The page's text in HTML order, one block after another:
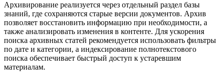
Архивирование реализуется через отдельный раздел базы
знаний, где сохраняются старые версии документов. Архив
позволяет восстановить информацию при необходимости, а
также анализировать изменения в контенте. Для ускорения
поиска архивных статей рекомендуется использовать фильтры
по дате и категории, а индексирование полнотекстового
поиска обеспечивает быстрый доступ к устаревшим
материалам.